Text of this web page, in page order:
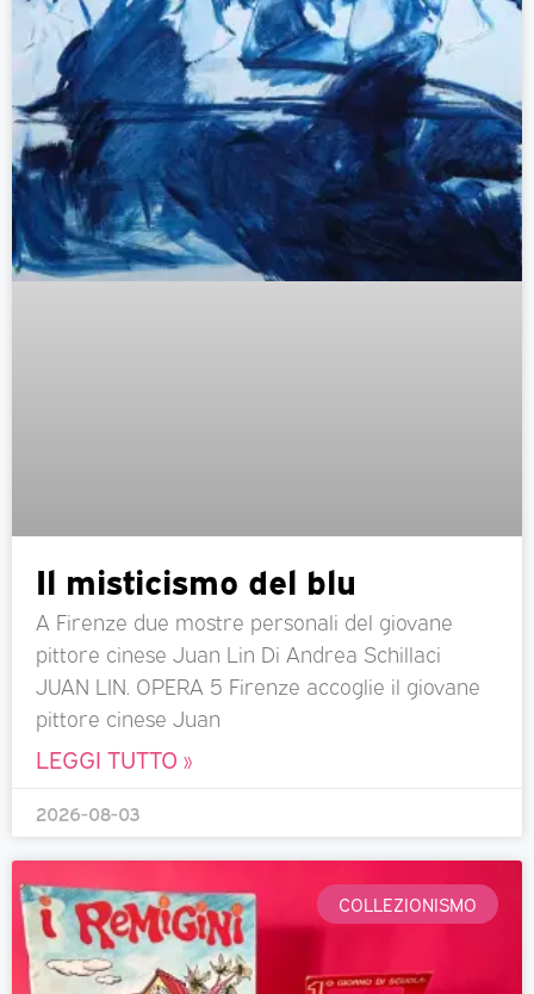
Il misticismo del blu
A Firenze due mostre personali del giovane
pittore cinese Juan Lin Di Andrea Schillaci
JUAN LIN. OPERA 5 Firenze accoglie il giovane
pittore cinese Juan
LEGGI TUTTO »
2026-08-03
COLLEZIONISMO